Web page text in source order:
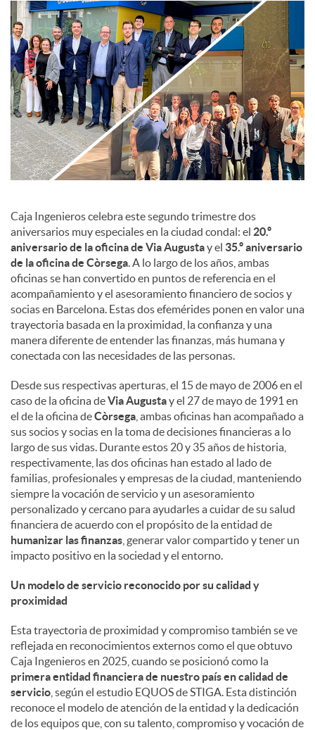
e
c
o
n
t
e
n
i
d
o
s
Caja Ingenieros celebra este segundo trimestre dos
aniversarios muy especiales en la ciudad condal: el 20.º
aniversario de la oficina de Via Augustay el 35.º aniversario
de la oficina de Còrsega. A lo largo de los años, ambas
oficinas se han convertido en puntos de referencia en el
acompañamiento y el asesoramiento financiero de socios y
socias en Barcelona. Estas dos efemérides ponen en valor una
trayectoria basada en la proximidad, la confianza y una
manera diferente de entender las finanzas, más humana y
conectada con las necesidades de las personas.
Desde sus respectivas aperturas, el 15 de mayo de 2006 en el
caso de la oficina deVia Augustay el 27 de mayo de 1991 en
el de la oficina deCòrsega , ambas oficinas han acompañado a
sus socios y socias en la toma de decisiones financieras a lo
largo de sus vidas. Durante estos 20 y 35 años de historia,
respectivamente, las dos oficinas han estado al lado de
familias, profesionales y empresas de la ciudad, manteniendo
siempre la vocación de servicio y un asesoramiento
personalizado y cercano para ayudarles a cuidar de su salud
financiera de acuerdo con el propósito de la entidad de
humanizar las finanzas , generar valor compartido y tener un
impacto positivo en la sociedad y el entorno.
Un modelo de servicio reconocido por su calidad y
proximidad
Esta trayectoria de proximidad y compromiso también se ve
reflejada en reconocimientos externos como el que obtuvo
Caja Ingenieros en 2025, cuando se posicionó como la
primera entidad financiera de nuestro país en calidad de
servicio , según el estudio EQUOS de STIGA. Esta distinción
reconoce el modelo de atención de la entidad y la dedicación
de los equipos que, con su talento, compromiso y vocación de